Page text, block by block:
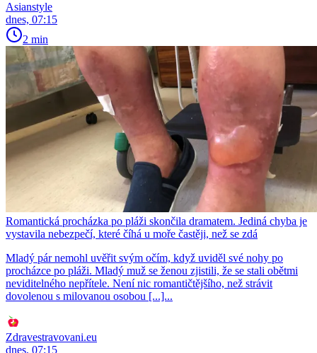
Asianstyle
dnes, 07:15
2 min
Romantická procházka po pláži skončila dramatem. Jediná chyba je
vystavila nebezpečí, které číhá u moře častěji, než se zdá
Mladý pár nemohl uvěřit svým očím, když uviděl své nohy po
procházce po pláži. Mladý muž se ženou zjistili, že se stali obětmi
neviditelného nepřítele. Není nic romantičtějšího, než strávit
dovolenou s milovanou osobou [...]...
Zdravestravovani.eu
dnes, 07:15